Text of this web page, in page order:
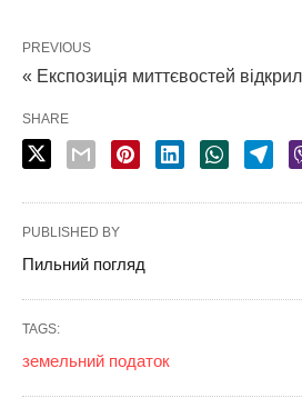
PREVIOUS
« Експозиція миттєвостей
SHARE
PUBLISHED BY
Пильний погляд
TAGS:
земельний податок